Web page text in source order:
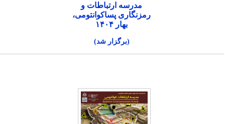
مدرسه ارتباطات و
رمزنگاری پساکوانتومی،
بهار ۱۴۰۴
(برگزار شد)